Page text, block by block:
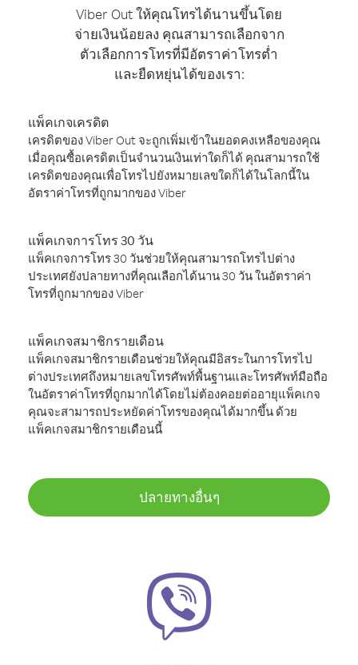
Viber Out ให้คุณโทรได้นานขึ้นโดย
จ่ายเงินน้อยลง คุณสามารถเลือกจาก
ตัวเลือกการโทรที่มีอัตราค่าโทรต่ำ
และยืดหยุ่นได้ของเรา:
แพ็คเกจเครดิต
เครดิตของ Viber Out จะถูกเพิ่มเข้าในยอดคงเหลือของคุณ
เมื่อคุณซื้อเครดิตเป็นจำนวนเงินเท่าใดก็ได้ คุณสามารถใช้
เครดิตของคุณเพื่อโทรไปยังหมายเลขใดก็ได้ในโลกนี้ใน
อัตราค่าโทรที่ถูกมากของ Viber
แพ็คเกจการโทร 30 วัน
แพ็คเกจการโทร 30 วันช่วยให้คุณสามารถโทรไปต่าง
ประเทศยังปลายทางที่คุณเลือกได้นาน 30 วัน ในอัตราค่า
โทรที่ถูกมากของ Viber
แพ็คเกจสมาชิกรายเดือน
แพ็คเกจสมาชิกรายเดือนช่วยให้คุณมีอิสระในการโทรไป
ต่างประเทศถึงหมายเลขโทรศัพท์พื้นฐานและโทรศัพท์มือถือ
ในอัตราค่าโทรที่ถูกมากได้โดยไม่ต้องคอยต่ออายุแพ็คเกจ
คุณจะสามารถประหยัดค่าโทรของคุณได้มากขึ้น ด้วย
แพ็คเกจสมาชิกรายเดือนนี้
ปลายทางอื่นๆ